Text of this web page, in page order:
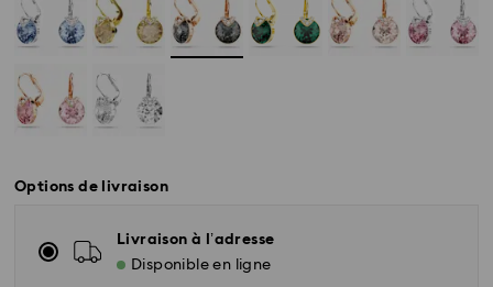
Options de livraison
Livraison à l’adresse
Disponible en ligne